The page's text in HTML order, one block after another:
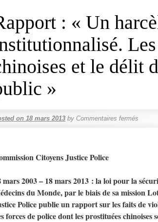
: « Un
et le délit
»
on 18 mars 2013 by Commentaires fermés
Citoyens Justice Police
mars 2003 – 18 mars 2013 : la loi pour la
du Monde, par le biais de sa mission
Police publie un rapport sur les faits de
forces de police dont les prostituées chinoises